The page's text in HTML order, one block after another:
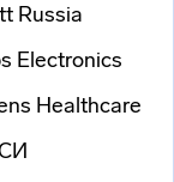
Russia
Electronics
Healthcare